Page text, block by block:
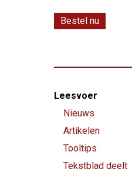
Bestel nu
Footer-
menu
Leesvoer
Nieuws
Artikelen
Tooltips
Tekstblad deelt